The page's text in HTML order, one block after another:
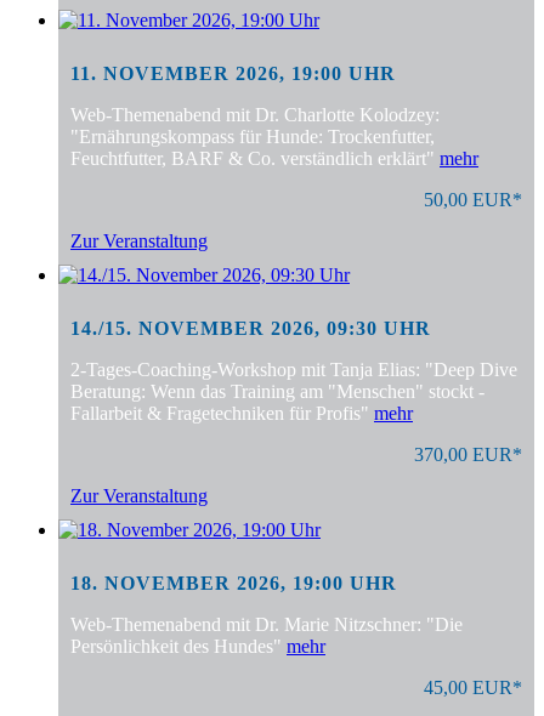
11. NOVEMBER 2026, 19:00 UHR
Web-Themenabend mit Dr. Charlotte Kolodzey:
"Ernährungskompass für Hunde: Trockenfutter,
Feuchtfutter, BARF & Co. verständlich erklärt" mehr
50,00 EUR*
Zur Veranstaltung
14./15. NOVEMBER 2026, 09:30 UHR
2-Tages-Coaching-Workshop mit Tanja Elias: "Deep Dive
Beratung: Wenn das Training am "Menschen" stockt -
Fallarbeit & Fragetechniken für Profis" mehr
370,00 EUR*
Zur Veranstaltung
18. NOVEMBER 2026, 19:00 UHR
Web-Themenabend mit Dr. Marie Nitzschner: "Die
Persönlichkeit des Hundes" mehr
45,00 EUR*